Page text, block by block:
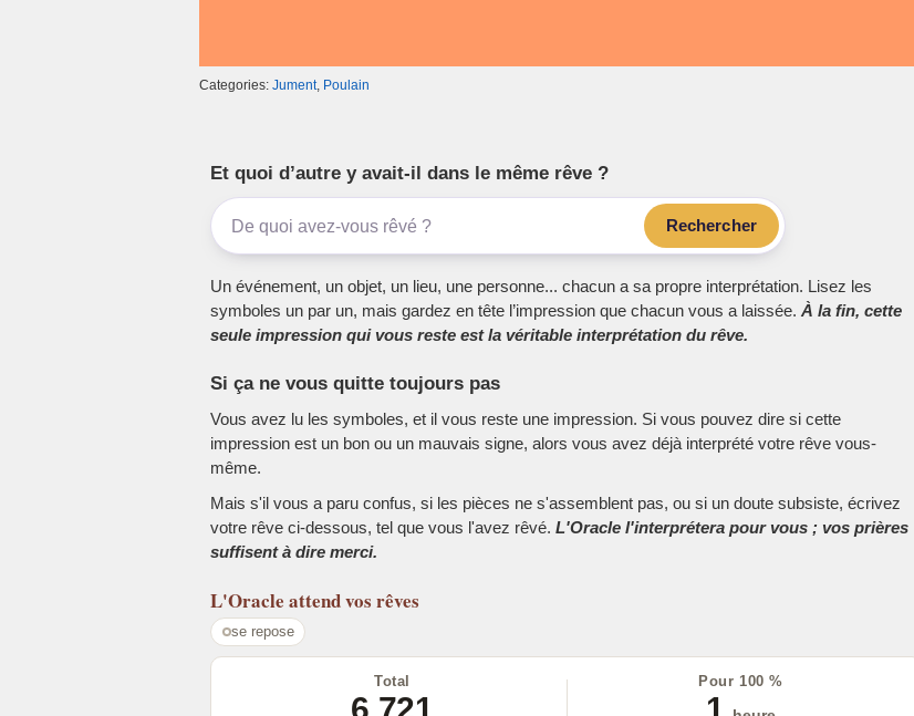
Categories: Jument, Poulain
Et quoi d’autre y avait-il dans le même rêve ?
Rechercher
Un événement, un objet, un lieu, une personne... chacun a sa propre interprétation. Lisez les
symboles un par un, mais gardez en tête l’impression que chacun vous a laissée. À la fin, cette
seule impression qui vous reste est la véritable interprétation du rêve.
Si ça ne vous quitte toujours pas
Vous avez lu les symboles, et il vous reste une impression. Si vous pouvez dire si cette
impression est un bon ou un mauvais signe, alors vous avez déjà interprété votre rêve vous-
même.
Mais s'il vous a paru confus, si les pièces ne s'assemblent pas, ou si un doute subsiste, écrivez
votre rêve ci-dessous, tel que vous l'avez rêvé. L'Oracle l'interprétera pour vous ; vos prières
suffisent à dire merci.
L'Oracle attend vos rêves
se repose
Total Pour 100 %